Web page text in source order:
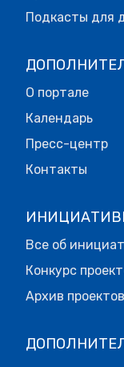
Подкасты для
О портале
Календарь
Пресс-центр
Контакты
Все об
Конкурс
Архив